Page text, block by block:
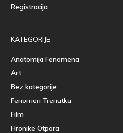
Registracija
KATEGORIJE
Anatomija Fenomena
Art
Bez kategorije
Fenomen Trenutka
Film
Hronike Otpora